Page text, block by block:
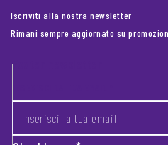
Iscriviti alla nostra newsletter
Rimani sempre aggiornato su
Footer newsletter